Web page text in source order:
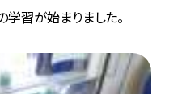
習が始まりました。